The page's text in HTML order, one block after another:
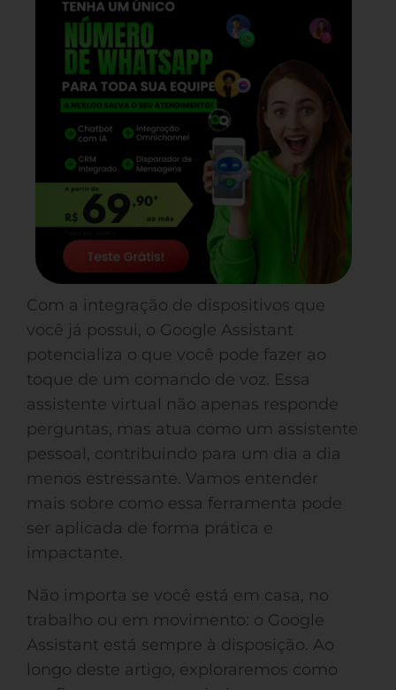
Com a integração de dispositivos que
você já possui, o Google Assistant
potencializa o que você pode fazer ao
toque de um comando de voz. Essa
assistente virtual não apenas responde
perguntas, mas atua como um assistente
pessoal, contribuindo para um dia a dia
menos estressante. Vamos entender
mais sobre como essa ferramenta pode
ser aplicada de forma prática e
impactante.
Não importa se você está em casa, no
trabalho ou em movimento: o Google
Assistant está sempre à disposição. Ao
longo deste artigo, exploraremos como